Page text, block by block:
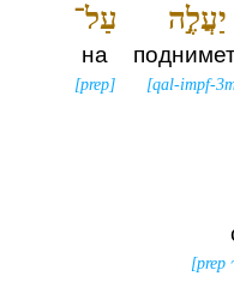
יַעֲלֶ֣ה
[qal-impf-
עַל־
на
[prep]
[prep